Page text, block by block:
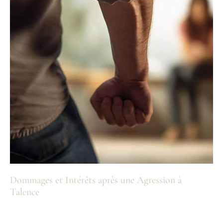
Dommages et Intérêts après une Agression à
Talence